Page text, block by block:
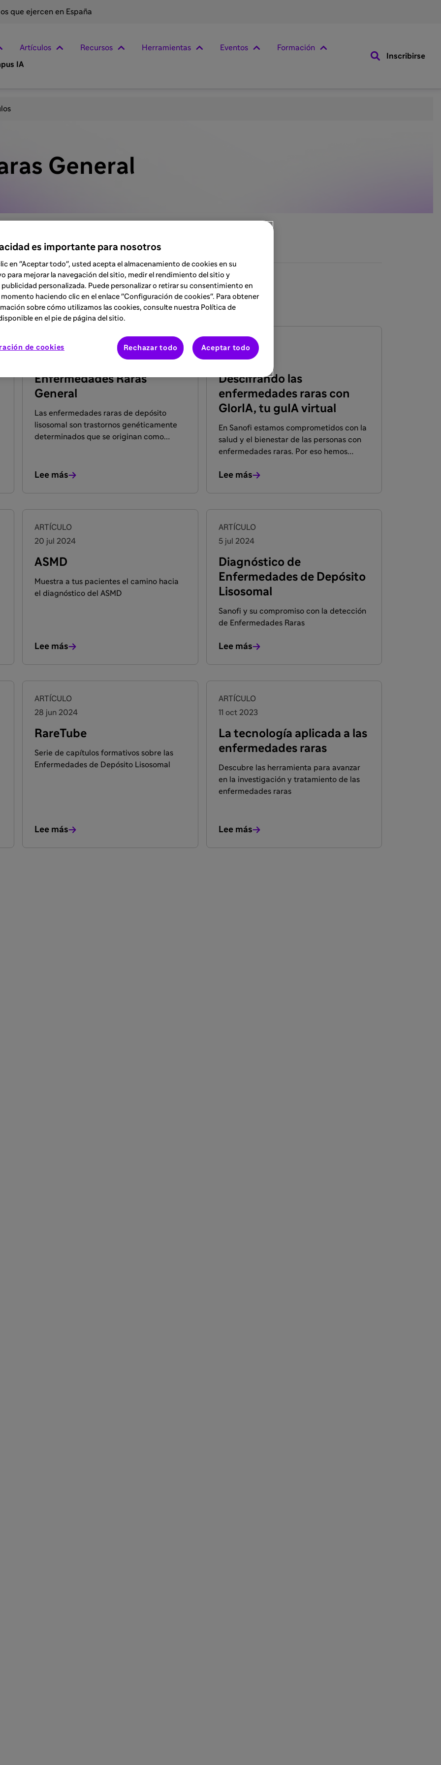
que ejercen en España
Artículos Recursos Herramientas Eventos Formación
IA
Inscribirse
General
Formación
ARTÍCULO
Enfermedades Raras
General
Las enfermedades raras de depósito
lisosomal son trastornos genéticamente
determinados que se originan como
(hidrolasa) lisosomal, o bien de una
normal funcionamiento de los lisosomas.
Conoce más cerca las enfermedades de
Lee más
ARTÍCULO
12 jun 2025
Descifrando las
enfermedades raras con
GlorIA, tu guIA virtual
En Sanofi estamos comprometidos con la
salud y el bienestar de las personas con
enfermedades raras. Por eso hemos
enfermedades raras” para generar
integral de los pacientes.
Lee más
ARTÍCULO
20 jul 2024
ASMD
Muestra a tus pacientes el camino hacia
el diagnóstico del ASMD
Lee más
ARTÍCULO
5 jul 2024
Diagnóstico de
Enfermedades de Depósito
Lisosomal
Sanofi y su compromiso con la detección
de Enfermedades Raras
Lee más
ARTÍCULO
28 jun 2024
RareTube
Serie de capítulos formativos sobre las
Enfermedades de Depósito Lisosomal
Lee más
ARTÍCULO
11 oct 2023
La tecnología aplicada a las
enfermedades raras
Descubre las herramienta para avanzar
en la investigación y tratamiento de las
enfermedades raras
Lee más
es importante para nosotros
en "Aceptar todo", usted acepta el almacenamiento de cookies en su
para mejorar la navegación del sitio, medir el rendimiento del sitio y
personalizada. Puede personalizar o retirar su consentimiento en
haciendo clic en el enlace "Configuración de cookies". Para obtener
sobre cómo utilizamos las cookies, consulte nuestra Política de
en el pie de página del sitio.
de cookies Rechazar todo Aceptar todo